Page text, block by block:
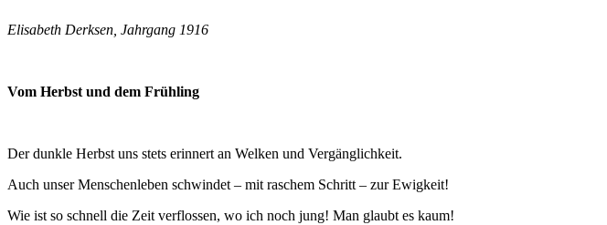
Elisabeth Derksen, Jahrgang 1916
Vom Herbst und dem Frühling
Der dunkle Herbst uns stets erinnert an Welken und Vergänglichkeit.
Auch unser Menschenleben schwindet – mit raschem Schritt – zur Ewigkeit!
Wie ist so schnell die Zeit verflossen, wo ich noch jung! Man glaubt es kaum!